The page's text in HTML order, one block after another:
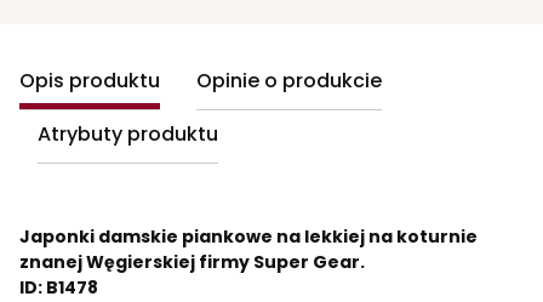
Opis produktu
Opinie o produkcie
Atrybuty produktu
Japonki damskie piankowe na lekkiej na koturnie
znanej Węgierskiej firmy Super Gear.
ID: B1478